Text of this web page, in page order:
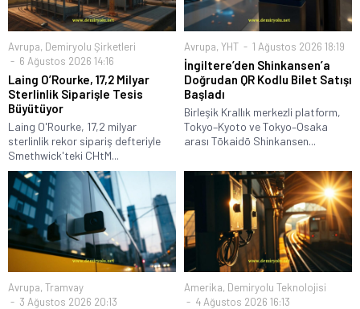
Avrupa, Demiryolu Şirketleri
6 Ağustos 2026 14:16
Laing O’Rourke, 17,2 Milyar
Sterlinlik Siparişle Tesis
Büyütüyor
Laing O'Rourke, 17,2 milyar
sterlinlik rekor sipariş defteriyle
Smethwick'teki CHtM...
Avrupa, YHT 1 Ağustos 2026 18:19
İngiltere’den Shinkansen’a
Doğrudan QR Kodlu Bilet Satışı
Başladı
Birleşik Krallık merkezli platform,
Tokyo–Kyoto ve Tokyo–Osaka
arası Tōkaidō Shinkansen...
Avrupa, Tramvay
3 Ağustos 2026 20:13
Amerika, Demiryolu Teknolojisi
4 Ağustos 2026 16:13